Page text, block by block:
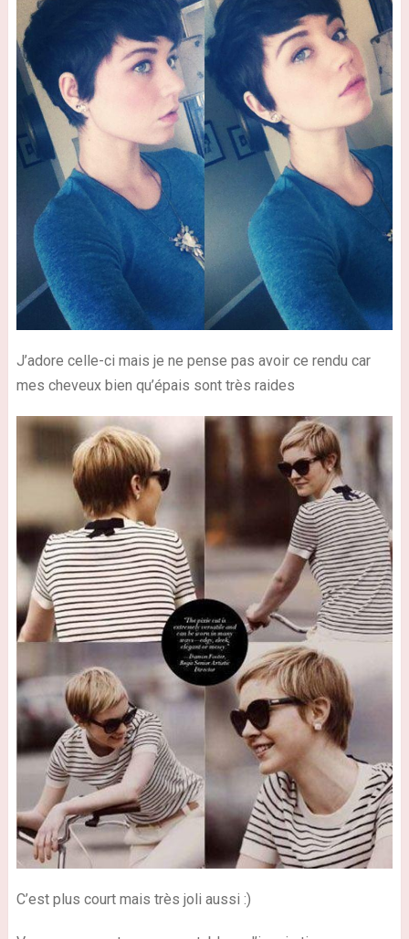
J’adore celle-ci mais je ne pense pas avoir ce rendu car
mes cheveux bien qu’épais sont très raides
C’est plus court mais très joli aussi :)